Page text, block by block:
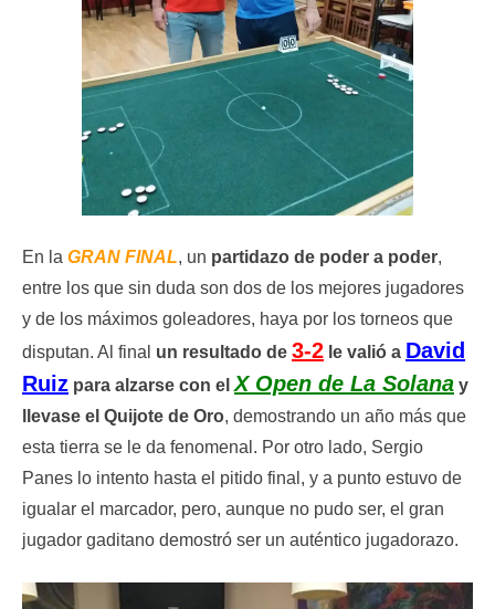
En la GRAN FINAL, un partidazo de poder a poder,
entre los que sin duda son dos de los mejores jugadores
y de los máximos goleadores, haya por los torneos que
disputan. Al final un resultado de 3-2 le valió a David
Ruiz para alzarse con el X Open de La Solana y
llevase el Quijote de Oro, demostrando un año más que
esta tierra se le da fenomenal. Por otro lado, Sergio
Panes lo intento hasta el pitido final, y a punto estuvo de
igualar el marcador, pero, aunque no pudo ser, el gran
jugador gaditano demostró ser un auténtico jugadorazo.